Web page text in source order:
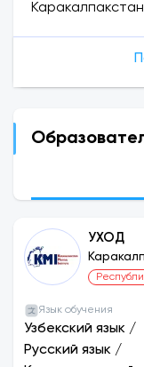
медицины
оказанная
институтом,
обмен и
УХОД
Язык обучения
Узбекский язык /
Русский язык /